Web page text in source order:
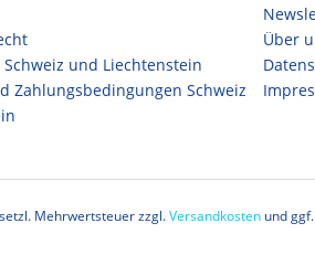
und Liechtenstein
Zahlungsbedingungen Schweiz
Über
Mehrwertsteuer zzgl.Versandkostenund ggf.